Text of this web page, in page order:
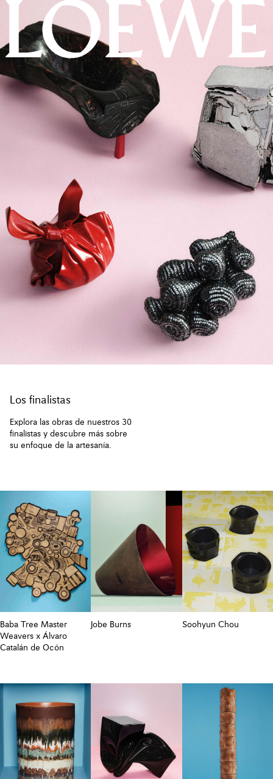
LOEWE
Los finalistas
Explora las obras de nuestros 30
finalistas y descubre más sobre
su enfoque de la artesanía.
Baba Tree Master
Weavers x Álvaro
Catalán de Ocón
Jobe Burns Soohyun Chou